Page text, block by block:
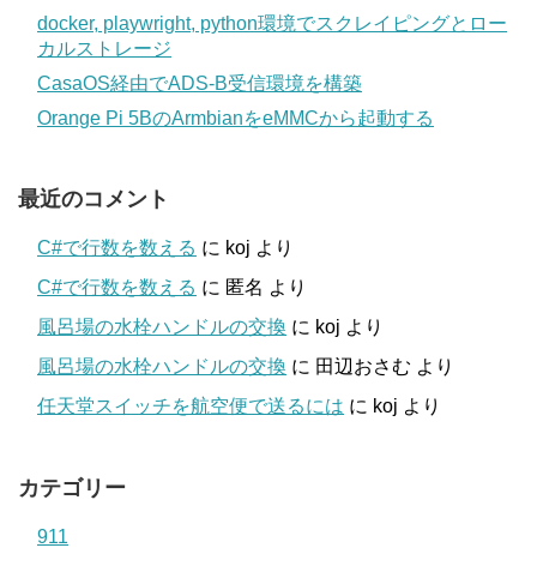
docker, playwright, python環境でスクレイピングとロー
カルストレージ
CasaOS経由でADS-B受信環境を構築
Orange Pi 5BのArmbianをeMMCから起動する
最近のコメント
C#で行数を数える に koj より
C#で行数を数える に 匿名 より
風呂場の水栓ハンドルの交換 に koj より
風呂場の水栓ハンドルの交換 に 田辺おさむ より
任天堂スイッチを航空便で送るには に koj より
カテゴリー
911